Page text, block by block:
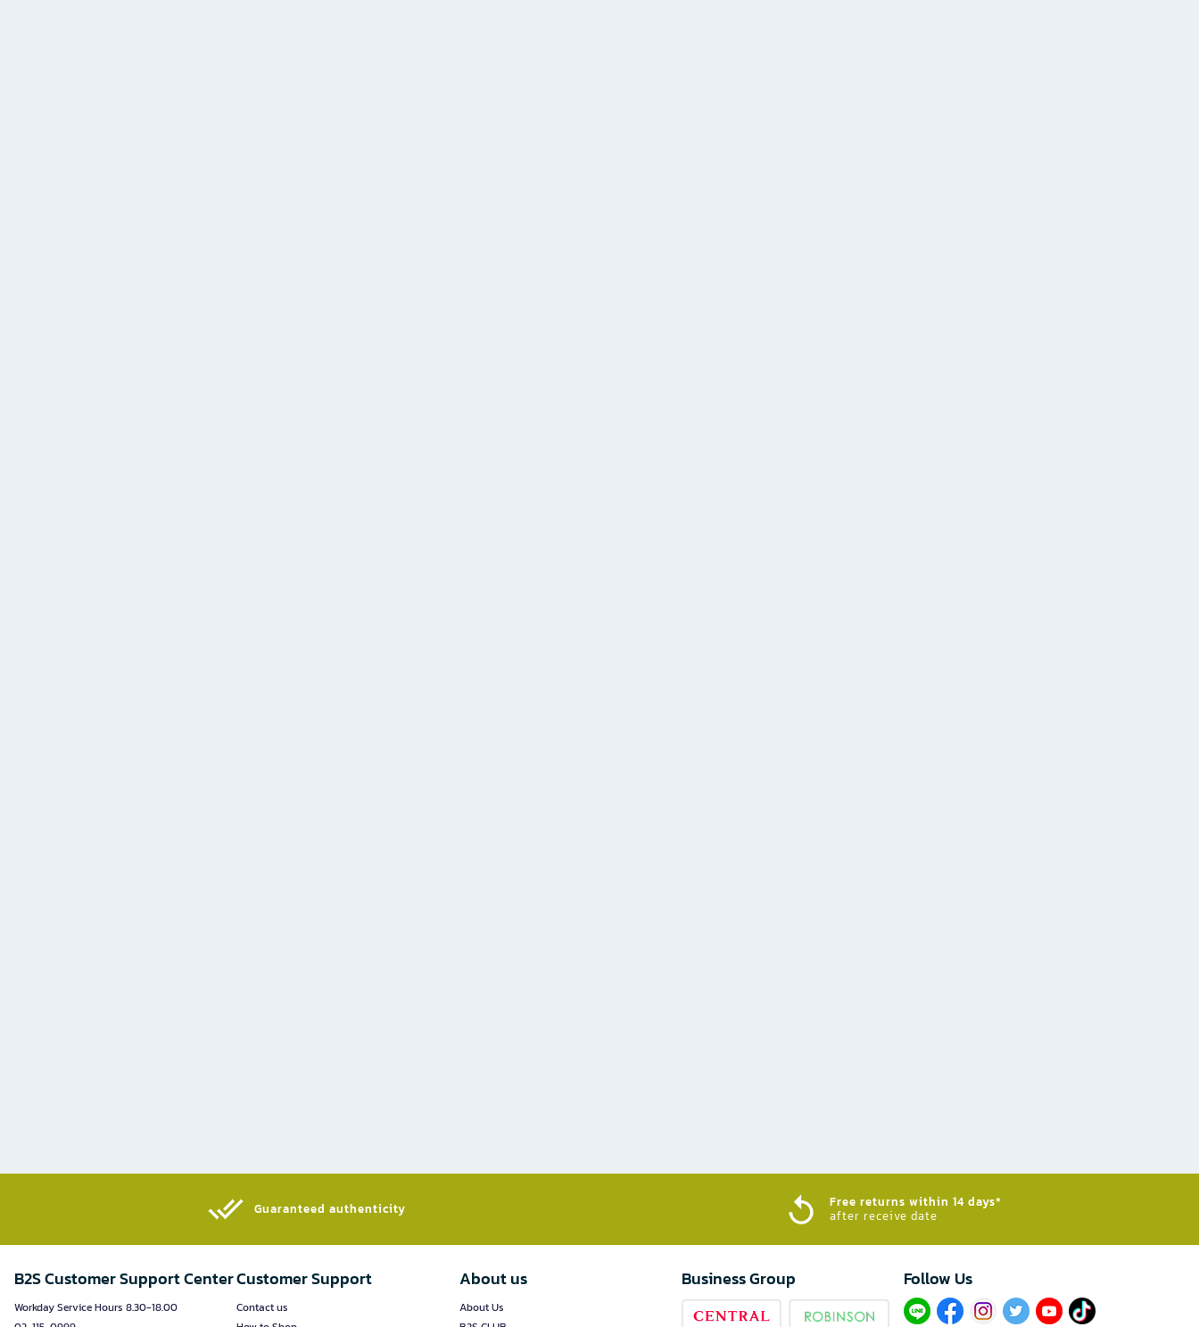
Guaranteed authenticity​
Free returns within 14 days*
after receive date
B2S Customer Support Center
Workday Service Hours 8.30-18.00
Customer Support
Contact us
About us
About Us
Business Group Follow Us​